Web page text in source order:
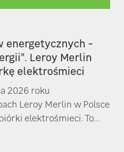
energetycznych -
Leroy Merlin
elektrośmieci
2026 roku
Leroy Merlin w Polsce
elektrośmieci. To...